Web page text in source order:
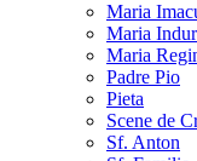
Maria
Maria
Maria
Padre Pio
Pieta
Scene de
Sf. Anton